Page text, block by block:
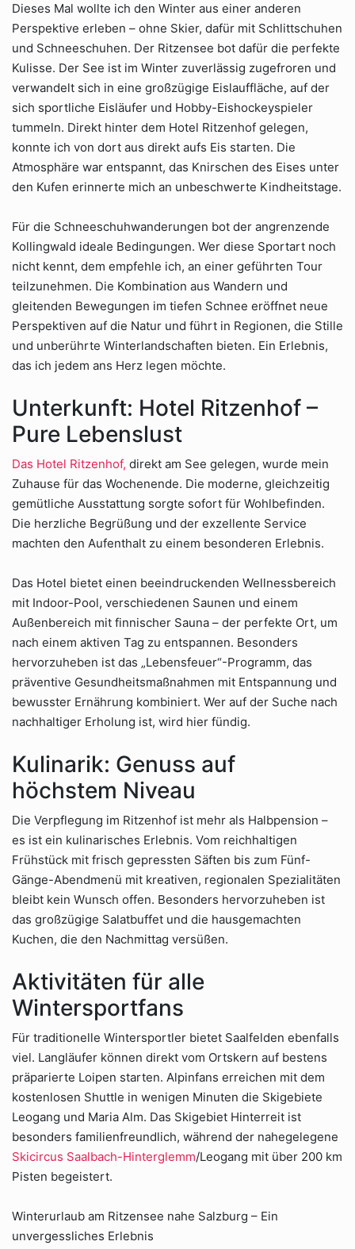
Dieses Mal wollte ich den Winter aus einer anderen
Perspektive erleben – ohne Skier, dafür mit Schlittschuhen
und Schneeschuhen. Der Ritzensee bot dafür die perfekte
Kulisse. Der See ist im Winter zuverlässig zugefroren und
verwandelt sich in eine großzügige Eislauffläche, auf der
sich sportliche Eisläufer und Hobby-Eishockeyspieler
tummeln. Direkt hinter dem Hotel Ritzenhof gelegen,
konnte ich von dort aus direkt aufs Eis starten. Die
Atmosphäre war entspannt, das Knirschen des Eises unter
den Kufen erinnerte mich an unbeschwerte Kindheitstage.
Für die Schneeschuhwanderungen bot der angrenzende
Kollingwald ideale Bedingungen. Wer diese Sportart noch
nicht kennt, dem empfehle ich, an einer geführten Tour
teilzunehmen. Die Kombination aus Wandern und
gleitenden Bewegungen im tiefen Schnee eröffnet neue
Perspektiven auf die Natur und führt in Regionen, die Stille
und unberührte Winterlandschaften bieten. Ein Erlebnis,
das ich jedem ans Herz legen möchte.
Unterkunft: Hotel Ritzenhof –
Pure Lebenslust
Das Hotel Ritzenhof, direkt am See gelegen, wurde mein
Zuhause für das Wochenende. Die moderne, gleichzeitig
gemütliche Ausstattung sorgte sofort für Wohlbefinden.
Die herzliche Begrüßung und der exzellente Service
machten den Aufenthalt zu einem besonderen Erlebnis.
Das Hotel bietet einen beeindruckenden Wellnessbereich
mit Indoor-Pool, verschiedenen Saunen und einem
Außenbereich mit finnischer Sauna – der perfekte Ort, um
nach einem aktiven Tag zu entspannen. Besonders
hervorzuheben ist das „Lebensfeuer“-Programm, das
präventive Gesundheitsmaßnahmen mit Entspannung und
bewusster Ernährung kombiniert. Wer auf der Suche nach
nachhaltiger Erholung ist, wird hier fündig.
Kulinarik: Genuss auf
höchstem Niveau
Die Verpflegung im Ritzenhof ist mehr als Halbpension –
es ist ein kulinarisches Erlebnis. Vom reichhaltigen
Frühstück mit frisch gepressten Säften bis zum Fünf-
Gänge-Abendmenü mit kreativen, regionalen Spezialitäten
bleibt kein Wunsch offen. Besonders hervorzuheben ist
das großzügige Salatbuffet und die hausgemachten
Kuchen, die den Nachmittag versüßen.
Aktivitäten für alle
Wintersportfans
Für traditionelle Wintersportler bietet Saalfelden ebenfalls
viel. Langläufer können direkt vom Ortskern auf bestens
präparierte Loipen starten. Alpinfans erreichen mit dem
kostenlosen Shuttle in wenigen Minuten die Skigebiete
Leogang und Maria Alm. Das Skigebiet Hinterreit ist
besonders familienfreundlich, während der nahegelegene
Skicircus Saalbach-Hinterglemm/Leogang mit über 200 km
Pisten begeistert.
Winterurlaub am Ritzensee nahe Salzburg – Ein
unvergessliches Erlebnis